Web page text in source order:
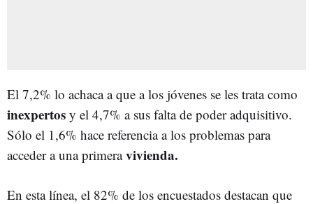
El 7,2% lo achaca a que a los jóvenes se les trata como
inexpertos y el 4,7% a sus falta de poder adquisitivo.
Sólo el 1,6% hace referencia a los problemas para
acceder a una primeravivienda.
En esta línea, el 82% de los encuestados destacan que